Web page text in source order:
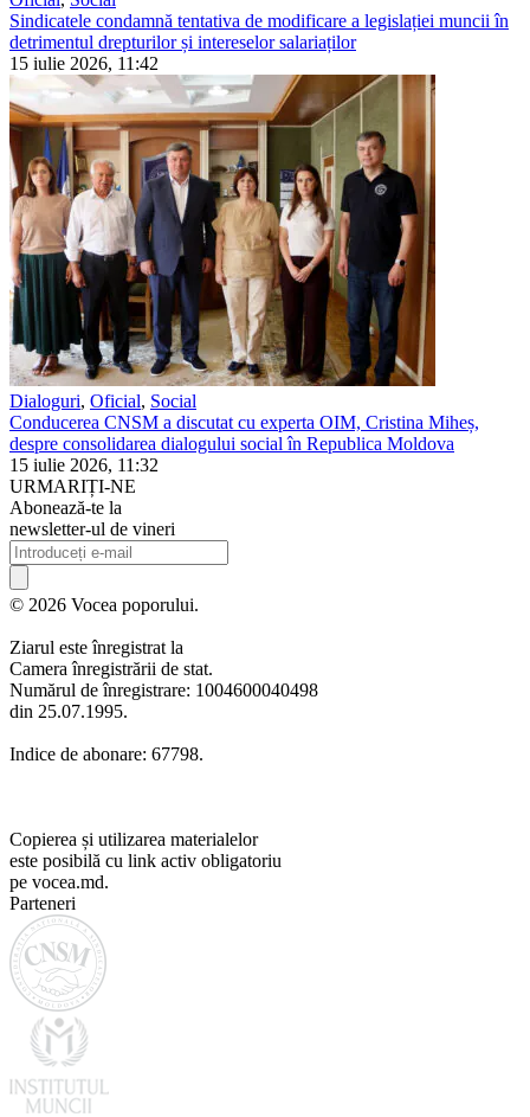
Sindicatele condamnă tentativa de modificare a legislației muncii în
detrimentul drepturilor și intereselor salariaților
15 iulie 2026, 11:42
Dialoguri, Oficial, Social
Conducerea CNSM a discutat cu experta OIM, Cristina Miheș,
despre consolidarea dialogului social în Republica Moldova
15 iulie 2026, 11:32
URMARIȚI-NE
Abonează-te la
newsletter-ul de vineri
© 2026 Vocea poporului.
Ziarul este înregistrat la
Camera înregistrării de stat.
Numărul de înregistrare: 1004600040498
din 25.07.1995.
Indice de abonare: 67798.
Copierea și utilizarea materialelor
este posibilă cu link activ obligatoriu
pe vocea.md.
Parteneri